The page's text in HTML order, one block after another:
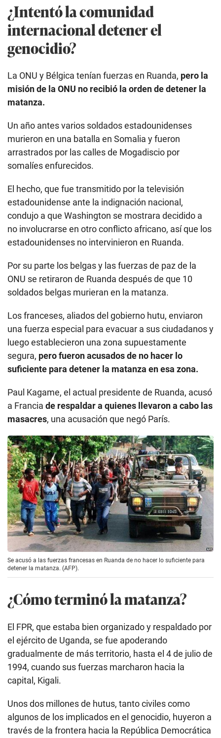
¿Intentó la comunidad
internacional detener el
genocidio?
La ONU y Bélgica tenían fuerzas en Ruanda, pero la
misión de la ONU no recibió la orden de detener la
matanza.
Un año antes varios soldados estadounidenses
murieron en una batalla en Somalia y fueron
arrastrados por las calles de Mogadiscio por
somalíes enfurecidos.
El hecho, que fue transmitido por la televisión
estadounidense ante la indignación nacional,
condujo a que Washington se mostrara decidido a
no involucrarse en otro conflicto africano, así que los
estadounidenses no intervinieron en Ruanda.
Por su parte los belgas y las fuerzas de paz de la
ONU se retiraron de Ruanda después de que 10
soldados belgas murieran en la matanza.
Los franceses, aliados del gobierno hutu, enviaron
una fuerza especial para evacuar a sus ciudadanos y
luego establecieron una zona supuestamente
segura, pero fueron acusados de no hacer lo
suficiente para detener la matanza en esa zona.
Paul Kagame, el actual presidente de Ruanda, acusó
a Francia de respaldar a quienes llevaron a cabo las
masacres, una acusación que negó París.
Se acusó a las fuerzas francesas en Ruanda de no hacer lo suficiente para
detener la matanza. (AFP).
¿Cómo terminó la matanza?
El FPR, que estaba bien organizado y respaldado por
el ejército de Uganda, se fue apoderando
gradualmente de más territorio, hasta el 4 de julio de
1994, cuando sus fuerzas marcharon hacia la
capital, Kigali.
Unos dos millones de hutus, tanto civiles como
algunos de los implicados en el genocidio, huyeron a
través de la frontera hacia la República Democrática